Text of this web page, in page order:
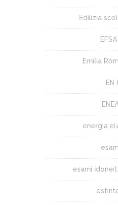
Edilizia
EFSA
Emilia
EN
energia
esami